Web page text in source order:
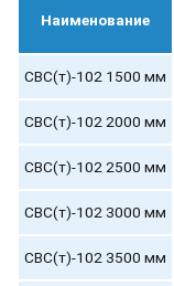
Наименование
СВС(т)-102 1500 мм
СВС(т)-102 2000 мм
СВС(т)-102 2500 мм
СВС(т)-102 3000 мм
СВС(т)-102 3500 мм